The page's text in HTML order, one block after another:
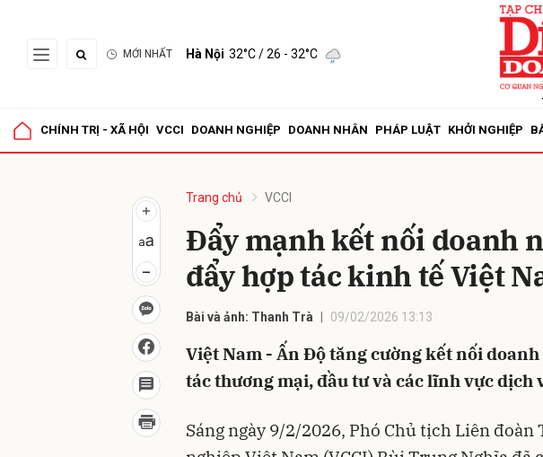
MỚI NHẤT Hà Nội 32°C/ 26 - 32°C
CHÍNH TRỊ - XÃ HỘI VCCI DOANH NGHIỆP DOANH NHÂN PHÁP LUẬT KHỞI NGHIỆP
Trang chủ VCCI
Đẩy mạnh kết nối doanh
đẩy hợp tác kinh tế Việt
Bài và ảnh: Thanh Trà 09/02/2026 13:13
Việt Nam - Ấn Độ tăng cường kết nối
tác thương mại, đầu tư và các lĩnh vực dịch
Sáng ngày 9/2/2026, Phó Chủ tịch Liên đoàn